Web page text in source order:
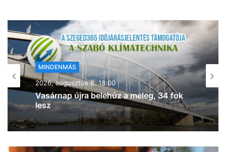
MINDENMÁS
2026, augusztus 8. 17:43
MINDENMÁS
2026, augusztus 8. 16:25
Petíció indult az Újszeged –
Mezőhegyes vonatok újraindításáért